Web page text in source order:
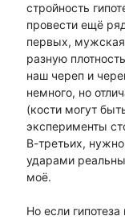
стройность
провести ещё
первых,
разную
наш череп и
немного, но
(кости могут
эксперименты
В-третьих,
ударами
моё.
Но если